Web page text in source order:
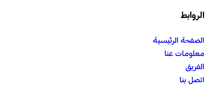
الروابط
الصفحة الرئيسية
معلومات عنا
الفريق
اتصل بنا